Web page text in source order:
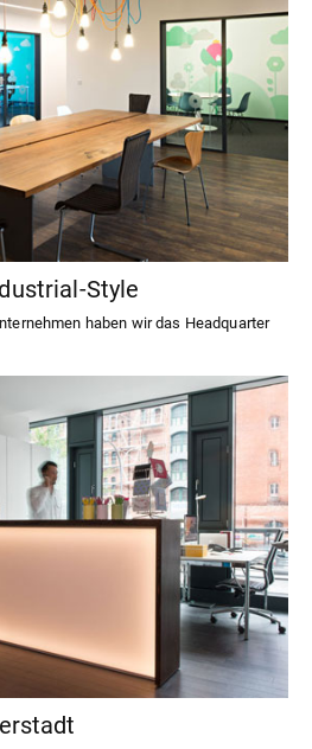
Style
haben wir das Headquarter